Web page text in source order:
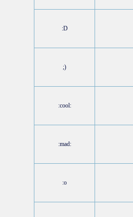
:D
;)
:cool:
:mad:
:o